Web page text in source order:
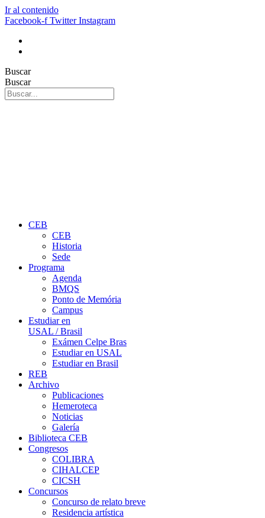
Ir al contenido
Facebook-f Twitter Instagram
Buscar
Buscar
CEB
CEB
Historia
Sede
Programa
Agenda
BMQS
Ponto de Memória
Campus
Estudiar en
USAL / Brasil
Exámen Celpe Bras
Estudiar en USAL
Estudiar en Brasil
REB
Archivo
Publicaciones
Hemeroteca
Noticias
Galería
Biblioteca CEB
Congresos
COLIBRA
CIHALCEP
CICSH
Concursos
Concurso de relato breve
Residencia artística